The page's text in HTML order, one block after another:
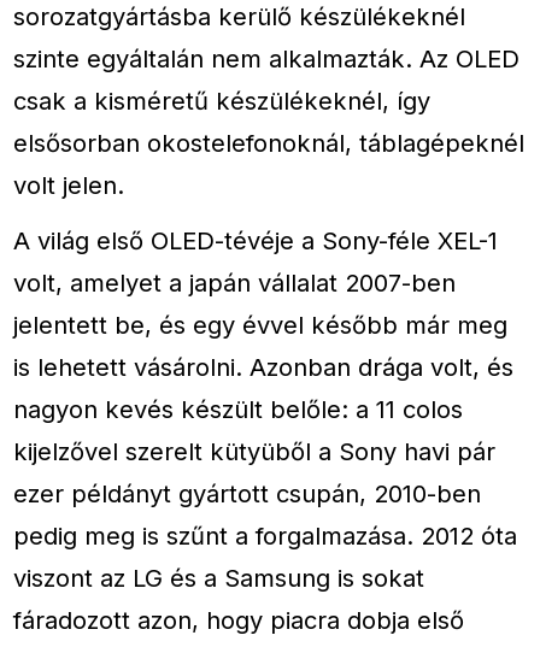
sorozatgyártásba kerülő készülékeknél
szinte egyáltalán nem alkalmazták. Az OLED
csak a kisméretű készülékeknél, így
elsősorban okostelefonoknál, táblagépeknél
volt jelen.
A világ első OLED-tévéje a Sony-féle XEL-1
volt, amelyet a japán vállalat 2007-ben
jelentett be, és egy évvel később már meg
is lehetett vásárolni. Azonban drága volt, és
nagyon kevés készült belőle: a 11 colos
kijelzővel szerelt kütyüből a Sony havi pár
ezer példányt gyártott csupán, 2010-ben
pedig meg is szűnt a forgalmazása. 2012 óta
viszont az LG és a Samsung is sokat
fáradozott azon, hogy piacra dobja első